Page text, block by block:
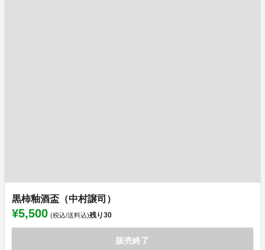
黒柿釉酒盃（中村譲司）
¥5,500 (税込/送料込)残り30
販売終了